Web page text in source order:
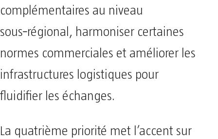
complémentaires au niveau
sous‑régional, harmoniser certaines
normes commerciales et améliorer les
infrastructures logistiques pour
fluidifier les échanges.
La quatrième priorité met l’accent sur